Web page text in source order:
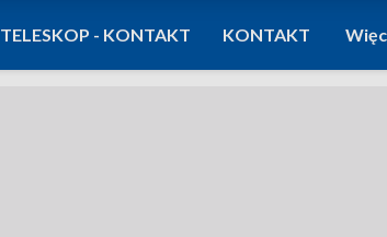
TELESKOP - KONTAKT KONTAKT